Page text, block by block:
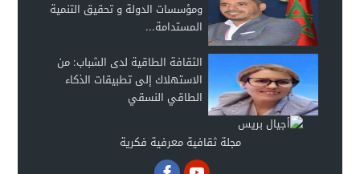
ومؤسسات الدولة و تحقيق التنمية
المستدامة...
الثقافة الطاقية لدى الشباب: من
الاستهلاك إلى تطبيقات الذكاء
الطاقي النسقي
مجلة ثقافية معرفية فكرية